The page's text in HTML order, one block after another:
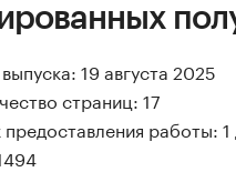
19 августа 2025
страниц: 17
работы: 1